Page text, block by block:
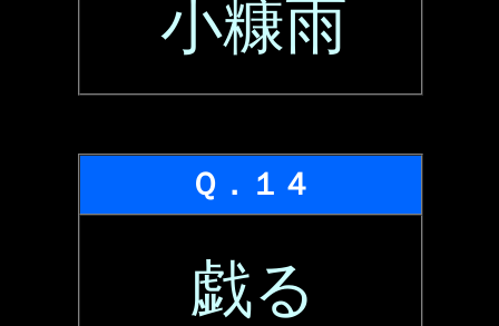
小糠雨
Ｑ．１４
戯る